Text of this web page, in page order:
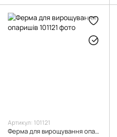
Артикул: 101121
Ферма для вирощування опаришів